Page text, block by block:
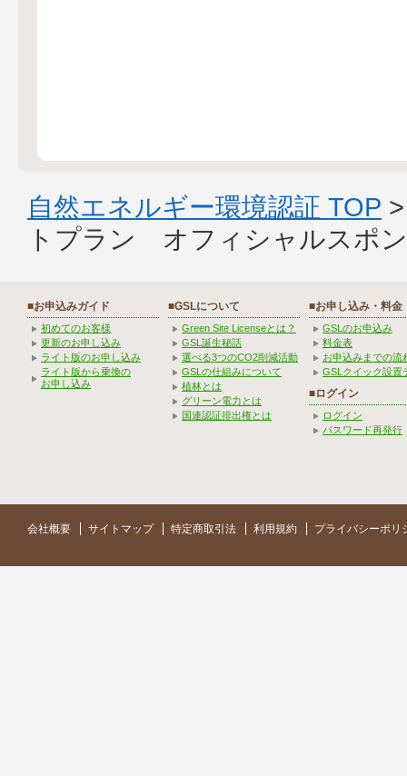
自然エネルギー環境認証 TOP
トプラン オフィシャルスポ
■お申込みガイド
初めてのお客様
更新のお申し込み
ライト版のお申し込み
ライト版から乗換の
お申し込み
■GSLについて
Green Site Licenseとは？
GSL誕生秘話
選べる3つのCO2削減活動
GSLの仕組みについて
植林とは
グリーン電力とは
国連認証排出権とは
■お申し込み・料金
GSLのお申込み
料金表
お申込みまでの流
GSLクイック設置
■ログイン
ログイン
パスワード再発行
会社概要 サイトマップ 特定商取引法 利用規約 プライバシーポリ